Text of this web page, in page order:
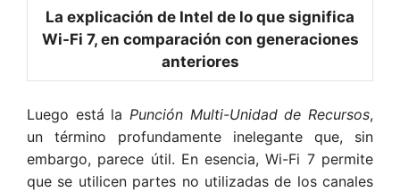
La explicación de Intel de lo que significa
Wi-Fi 7, en comparación con generaciones
anteriores
Luego está la Punción Multi-Unidad de Recursos,
un término profundamente inelegante que, sin
embargo, parece útil. En esencia, Wi-Fi 7 permite
que se utilicen partes no utilizadas de los canales